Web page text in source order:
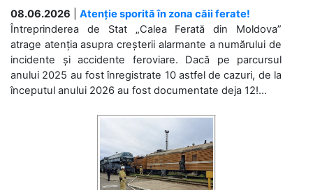
08.06.2026
Atenție sporită în zona căii ferate!
Întreprinderea de Stat „Calea Ferată din Moldova”
atrage atenția asupra creșterii alarmante a numărului de
incidente și accidente feroviare. Dacă pe parcursul
anului 2025 au fost înregistrate 10 astfel de cazuri, de la
începutul anului 2026 au fost documentate deja 12!...